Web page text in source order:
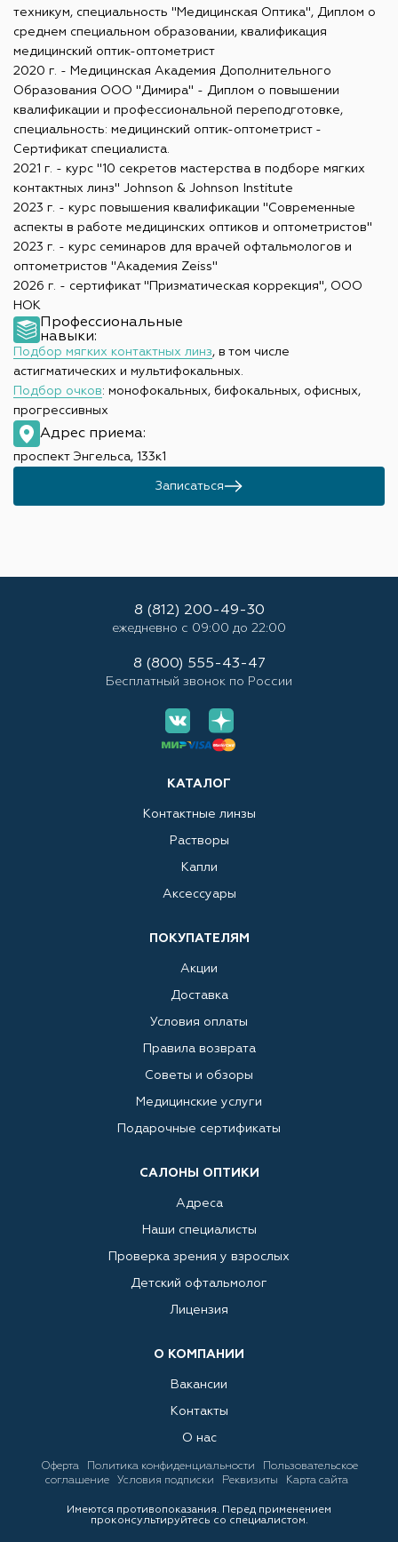
техникум, специальность "Медицинская Оптика", Диплом о
среднем специальном образовании, квалификация
медицинский оптик-оптометрист
2020 г. - Медицинская Академия Дополнительного
Образования ООО "Димира" - Диплом о повышении
квалификации и профессиональной переподготовке,
специальность: медицинский оптик-оптометрист -
Сертификат специалиста.
2021 г. - курс "10 секретов мастерства в подборе мягких
контактных линз" Johnson & Johnson Institute
2023 г. - курс повышения квалификации "Современные
аспекты в работе медицинских оптиков и оптометристов"
2023 г. - курс семинаров для врачей офтальмологов и
оптометристов "Академия Zeiss"
2026 г. - сертификат "Призматическая коррекция", ООО
НОК
Профессиональные
навыки:
Подбор мягких контактных линз, в том числе
астигматических и мультифокальных.
Подбор очков: монофокальных, бифокальных, офисных,
прогрессивных
Адрес приема:
проспект Энгельса, 133к1
Записаться
КАТАЛОГ
Контактные линзы
Растворы
Капли
Аксессуары
ПОКУПАТЕЛЯМ
Акции
Доставка
Условия оплаты
Правила возврата
Советы и обзоры
Медицинские услуги
Подарочные сертификаты
САЛОНЫ ОПТИКИ
Адреса
Наши специалисты
Проверка зрения у взрослых
Детский офтальмолог
Лицензия
О КОМПАНИИ
Вакансии
Контакты
О нас
8 (812) 200-49-30
ежедневно с 09:00 до 22:00
8 (800) 555-43-47
Бесплатный звонок по России
Оферта Политика конфиденциальности
Пользовательское
соглашение
Условия подписки Реквизиты Карта сайта
Имеются противопоказания. Перед применением
проконсультируйтесь со специалистом.